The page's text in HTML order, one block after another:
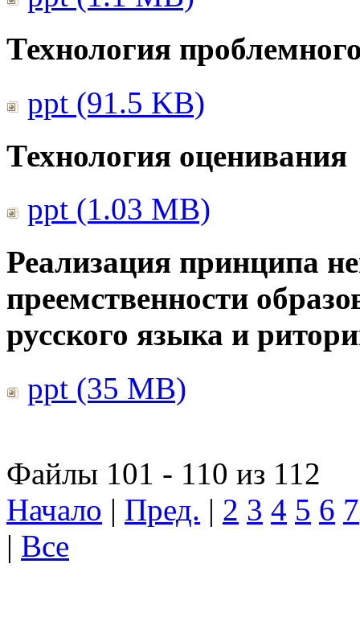
Технология
ppt (91.5 KB)
Технология оценивания
ppt (1.03 MB)
Реализация принципа
преемственности
русского языка и
ppt (35 MB)
Файлы 101 - 110 из 112
Начало | Пред. | 2 3 4 5 6 7
| Все